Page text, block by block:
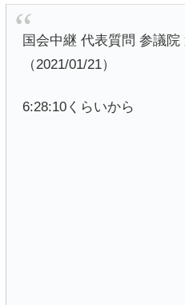
国会中継 代表質問 参議院
（2021/01/21）
6:28:10くらいから